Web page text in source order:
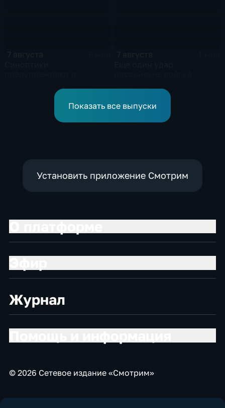
Центральной России
Показать все выпуски
Установить приложение Смотрим
Журнал
© 2026 Сетевое издание «Смотрим»